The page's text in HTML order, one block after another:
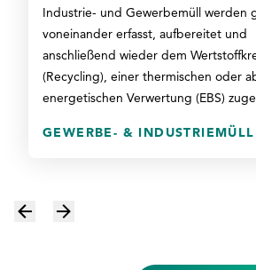
Industrie- und Gewerbemüll werden
voneinander erfasst, aufbereitet und
anschließend wieder dem
(Recycling), einer thermischen oder
energetischen Verwertung (EBS)
GEWERBE- & INDUSTRIEMÜLL